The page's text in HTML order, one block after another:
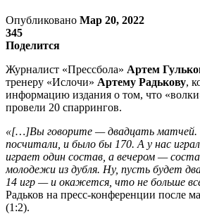
Опубликовано Мар 20, 2022
345
Поделится
Журналист «Прессбола» Артем
тренеру «Ислочи» Артему Радькову,
информацию издания о том, что
провели 20 спаррингов.
«[…]Вы говорите — двадцать матчей.
посчитали, и было бы 170. А у нас
играет один состав, а вечером —
молодежи из дубля. Ну, пусть будет
14 игр — и окажется, что не больше
Радьков на пресс-конференции после
(1:2).